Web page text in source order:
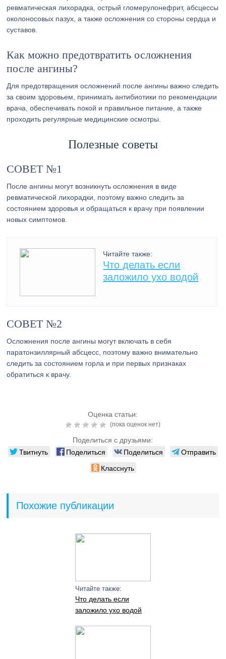
ревматическая лихорадка, острый гломерулонефрит, абсцессы
околоносовых пазух, а также осложнения со стороны сердца и
суставов.
Как можно предотвратить осложнения
после ангины?
Для предотвращения осложнений после ангины важно следить
за своим здоровьем, принимать антибиотики по рекомендации
врача, обеспечивать покой и правильное питание, а также
проходить регулярные медицинские осмотры.
Полезные советы
СОВЕТ №1
После ангины могут возникнуть осложнения в виде
ревматической лихорадки, поэтому важно следить за
состоянием здоровья и обращаться к врачу при появлении
новых симптомов.
Читайте также:
Что делать если
заложило ухо водой
СОВЕТ №2
Осложнения после ангины могут включать в себя
паратонзиллярный абсцесс, поэтому важно внимательно
следить за состоянием горла и при первых признаках
обратиться к врачу.
Оценка статьи:
(пока оценок нет)
Поделиться с друзьями:
Твитнуть Поделиться Поделиться
Отправить
Класснуть
Похожие публикации
Читайте также:
Что делать если
заложило ухо водой